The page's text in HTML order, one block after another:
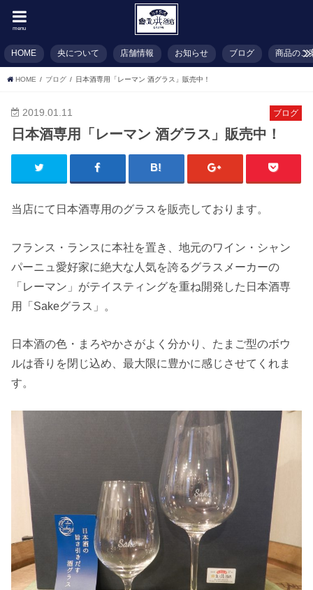
menu
HOME 央について 店舗情報 お知らせ ブログ 商品のご
HOME ブログ 日本酒専用「レーマン 酒グラス」販売中！
ブログ
2019.01.11
日本酒専用「レーマン 酒グラス」販売中！
当店にて日本酒専用のグラスを販売しております。
フランス・ランスに本社を置き、地元のワイン・シャン
パーニュ愛好家に絶大な人気を誇るグラスメーカーの
「レーマン」がテイスティングを重ね開発した日本酒専
用「Sakeグラス」。
日本酒の色・まろやかさがよく分かり、たまご型のボウ
ルは香りを閉じ込め、最大限に豊かに感じさせてくれま
す。